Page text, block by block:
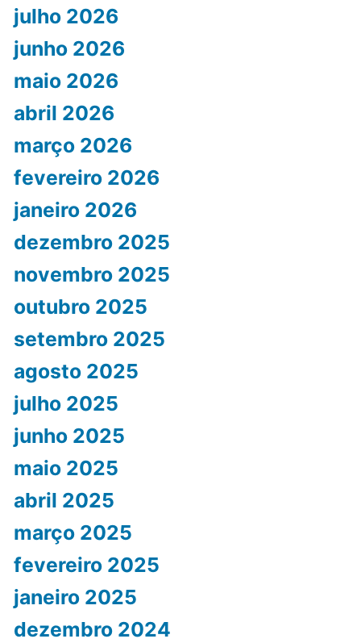
julho 2026
junho 2026
maio 2026
abril 2026
março 2026
fevereiro 2026
janeiro 2026
dezembro 2025
novembro 2025
outubro 2025
setembro 2025
agosto 2025
julho 2025
junho 2025
maio 2025
abril 2025
março 2025
fevereiro 2025
janeiro 2025
dezembro 2024